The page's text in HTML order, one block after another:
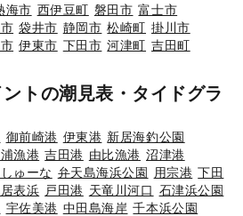
海市 西伊豆町 磐田市 富士市
袋井市 静岡市 松崎町 掛川市
伊東市 下田市 河津町 吉田町
トの潮見表・タイドグラ
御前崎港 伊東港 新居海釣公園
漁港 吉田港 由比漁港 沼津港
ゅーな 弁天島海浜公園 用宗港 下田
表浜 戸田港 天竜川河口 石津浜公園
宇佐美港 中田島海岸 千本浜公園